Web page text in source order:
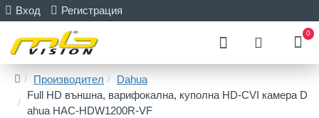
Вход Регистрация
0
Производител
Dahua
Full HD външна, варифокална, куполна HD-CVI камера D
ahua HAC-HDW1200R-VF